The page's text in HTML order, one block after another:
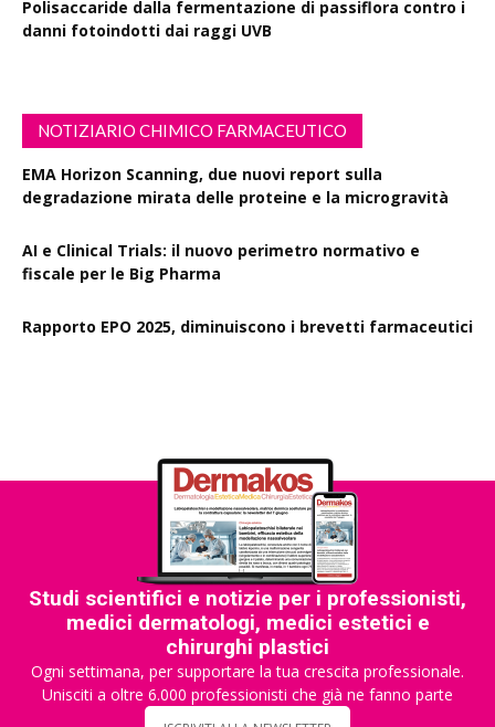
Polisaccaride dalla fermentazione di passiflora contro i
danni fotoindotti dai raggi UVB
NOTIZIARIO CHIMICO FARMACEUTICO
EMA Horizon Scanning, due nuovi report sulla
degradazione mirata delle proteine e la microgravità
AI e Clinical Trials: il nuovo perimetro normativo e
fiscale per le Big Pharma
Rapporto EPO 2025, diminuiscono i brevetti farmaceutici
Studi scientifici e notizie per i professionisti,
medici dermatologi, medici estetici e
chirurghi plastici
Ogni settimana, per supportare la tua crescita professionale.
Unisciti a oltre 6.000 professionisti che già ne fanno parte